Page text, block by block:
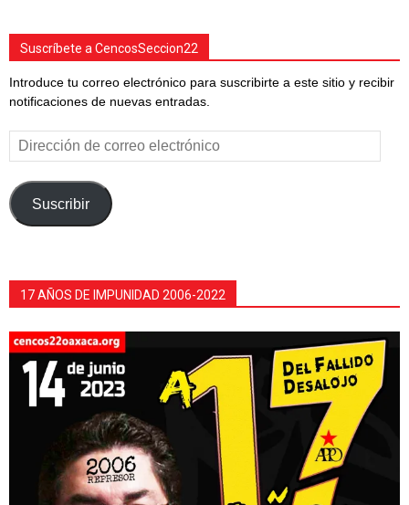
Suscríbete a CencosSeccion22
Introduce tu correo electrónico para suscribirte a este sitio y recibir
notificaciones de nuevas entradas.
Dirección
de
correo
electrónico
Suscribir
17 AÑOS DE IMPUNIDAD 2006-2022